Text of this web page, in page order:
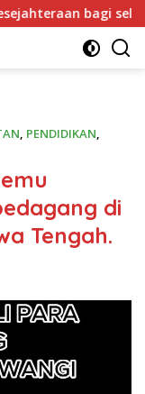
, PENDIDIKAN,
di
Tengah.